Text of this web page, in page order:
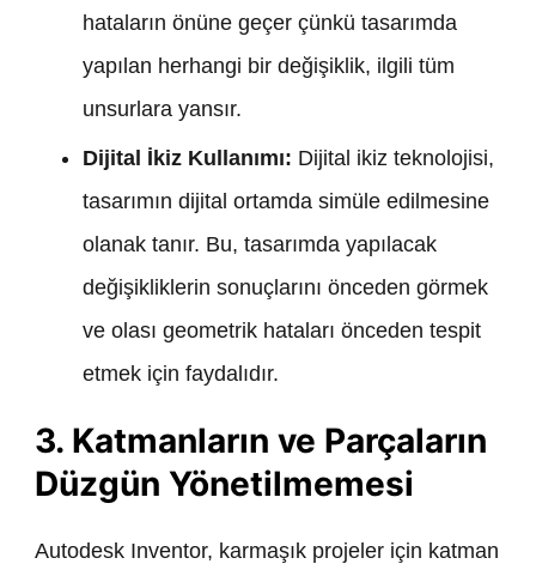
hataların önüne geçer çünkü tasarımda
yapılan herhangi bir değişiklik, ilgili tüm
unsurlara yansır.
Dijital İkiz Kullanımı: Dijital ikiz teknolojisi,
tasarımın dijital ortamda simüle edilmesine
olanak tanır. Bu, tasarımda yapılacak
değişikliklerin sonuçlarını önceden görmek
ve olası geometrik hataları önceden tespit
etmek için faydalıdır.
3. Katmanların ve Parçaların
Düzgün Yönetilmemesi
Autodesk Inventor, karmaşık projeler için katman